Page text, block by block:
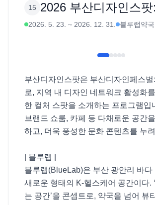
15 2026 부산디자인스
2026. 5. 23. ~ 2026. 12. 31. 블루랩약국
부산디자인스팟은 부산디자인페스벌
로, 지역 내 디자인 네트워크 활성화
한 컬처 스팟을 소개하는 프로그램입
브랜드 쇼룸, 카페 등 다채로운 공간
하고, 더욱 풍성한 문화 콘텐츠를 누
| 블루랩 |
블루랩(BlueLab)은 부산 광안리 바다
새로운 형태의 K-헬스케어 공간이다.
는 공간’을 콘셉트로, 약국을 넘어 뷰